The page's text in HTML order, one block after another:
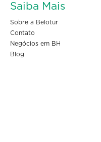
Saiba Mais
Sobre a Belotur
Contato
Negócios em BH
Blog